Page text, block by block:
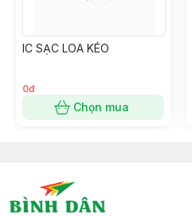
IC SẠC LOA KÉO
0đ
Chọn mua